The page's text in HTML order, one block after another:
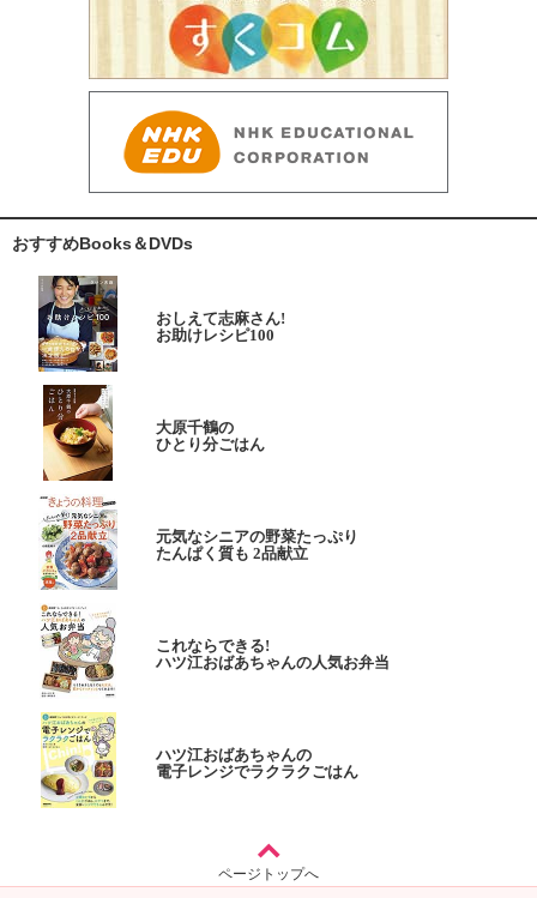
おすすめBooks＆DVDs
おしえて志麻さん!
お助けレシピ100
大原千鶴の
ひとり分ごはん
元気なシニアの野菜たっぷり
たんぱく質も 2品献立
これならできる!
ハツ江おばあちゃんの人気お弁当
ハツ江おばあちゃんの
電子レンジでラクラクごはん
ページトップへ